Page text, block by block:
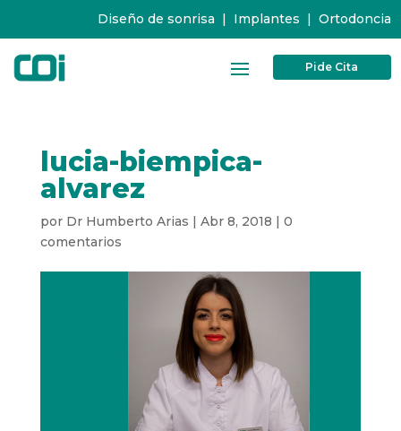
Diseño de sonrisa | Implantes | Ortodoncia
Pide Cita
lucia-biempica-
alvarez
por Dr Humberto Arias | Abr 8, 2018 | 0
comentarios